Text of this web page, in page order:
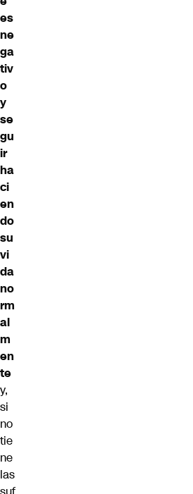
es
ne
ga
tiv
o
y
se
gu
ir
ha
ci
en
do
su
vi
da
no
rm
al
m
en
te
y,
si
no
tie
ne
las